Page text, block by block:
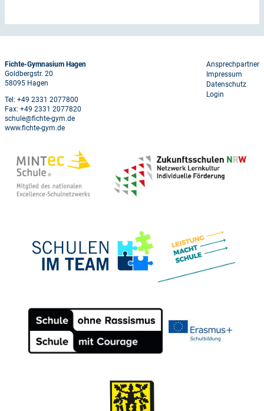
Fichte-Gymnasium Hagen
Goldbergstr. 20
58095 Hagen
Tel: +49 2331 2077800
Fax: +49 2331 2077820
schule@fichte-gym.de
www.fichte-gym.de
Footer
menu
Ansprechpartner
Impressum
Datenschutz
Login